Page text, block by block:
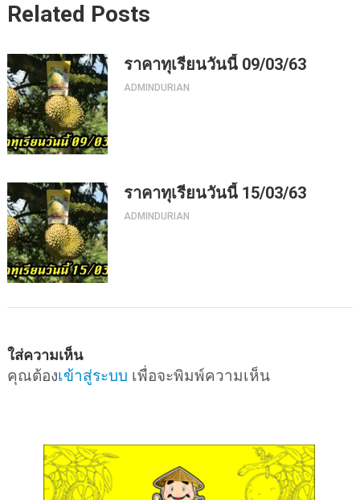
Related Posts
ราคาทุเรียนวันนี้ 09/03/63
ADMINDURIAN
ราคาทุเรียนวันนี้ 15/03/63
ADMINDURIAN
ใส่ความเห็น
คุณต้องเข้าสู่ระบบ เพื่อจะพิมพ์ความเห็น